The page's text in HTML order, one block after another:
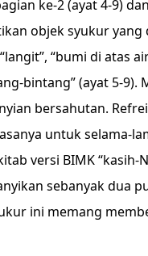
ke-2 (ayat 4-9)
objek syukur yang
“bumi di atas
bintang” (ayat 5-9).
bersahutan.
untuk selama-
versi BIMK “kasih-
sebanyak dua
ini memang